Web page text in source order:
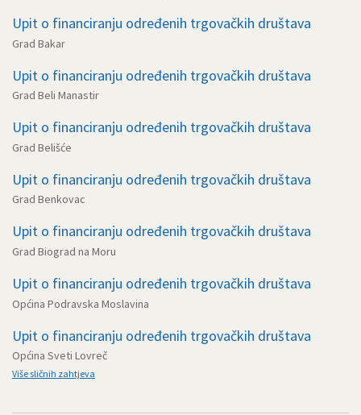
Upit o financiranju određenih trgovačkih društava
Grad Bakar
Upit o financiranju određenih trgovačkih društava
Grad Beli Manastir
Upit o financiranju određenih trgovačkih društava
Grad Belišće
Upit o financiranju određenih trgovačkih društava
Grad Benkovac
Upit o financiranju određenih trgovačkih društava
Grad Biograd na Moru
Upit o financiranju određenih trgovačkih društava
Općina Podravska Moslavina
Upit o financiranju određenih trgovačkih društava
Općina Sveti Lovreč
Više sličnih zahtjeva